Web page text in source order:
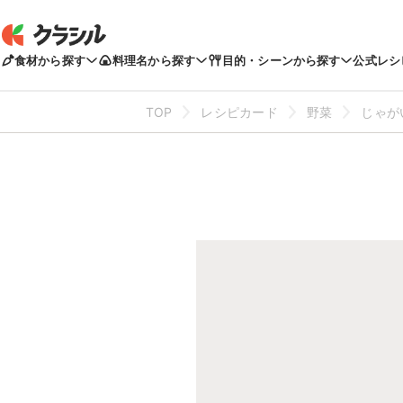
食材から探す 料理名から探す 目的・シーンから探す 公式レシ
TOP レシピカード 野菜 じゃ